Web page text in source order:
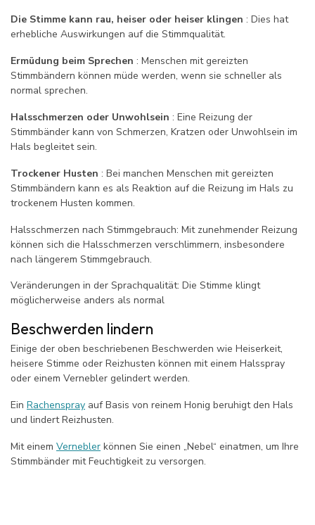
Die Stimme kann rau, heiser oder heiser klingen : Dies hat
erhebliche Auswirkungen auf die Stimmqualität.
Ermüdung beim Sprechen : Menschen mit gereizten
Stimmbändern können müde werden, wenn sie schneller als
normal sprechen.
Halsschmerzen oder Unwohlsein : Eine Reizung der
Stimmbänder kann von Schmerzen, Kratzen oder Unwohlsein im
Hals begleitet sein.
Trockener Husten : Bei manchen Menschen mit gereizten
Stimmbändern kann es als Reaktion auf die Reizung im Hals zu
trockenem Husten kommen.
Halsschmerzen nach Stimmgebrauch: Mit zunehmender Reizung
können sich die Halsschmerzen verschlimmern, insbesondere
nach längerem Stimmgebrauch.
Veränderungen in der Sprachqualität: Die Stimme klingt
möglicherweise anders als normal
Beschwerden lindern
Einige der oben beschriebenen Beschwerden wie Heiserkeit,
heisere Stimme oder Reizhusten können mit einem Halsspray
oder einem Vernebler gelindert werden.
Ein Rachenspray auf Basis von reinem Honig beruhigt den Hals
und lindert Reizhusten.
Mit einem Vernebler können Sie einen „Nebel“ einatmen, um Ihre
Stimmbänder mit Feuchtigkeit zu versorgen.